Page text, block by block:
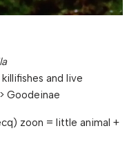
and live
Goodeinae
zoon = little animal +